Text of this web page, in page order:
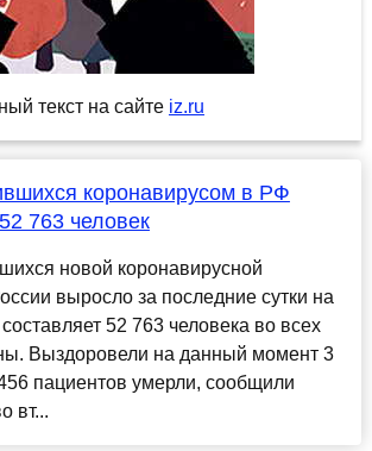
текст на сайте iz.ru
коронавирусом в РФ
763 человек
новой коронавирусной
выросло за последние сутки на
52 763 человека во всех
Выздоровели на данный момент 3
пациентов умерли, сообщили
вт...